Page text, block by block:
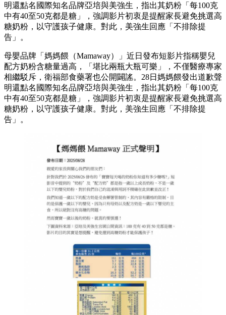
明還點名國際知名品牌亞培與美強生，指出其奶粉「每100克
中有40至50克都是糖」，強調影片初衷是提醒家長避免挑選高
糖奶粉，以守護孩子健康。對此，美強生回應「不排除提
告」。
母嬰品牌「媽媽餵（Mamaway）」近日發布短影片指稱嬰兒
配方奶粉含糖量過高，「堪比兩瓶大瓶可樂」，不僅醫療專家
相繼駁斥，衛福部食藥署也公開闢謠。28日媽媽餵發出道歉聲
明還點名國際知名品牌亞培與美強生，指出其奶粉「每100克
中有40至50克都是糖」，強調影片初衷是提醒家長避免挑選高
糖奶粉，以守護孩子健康。對此，美強生回應「不排除提
告」。